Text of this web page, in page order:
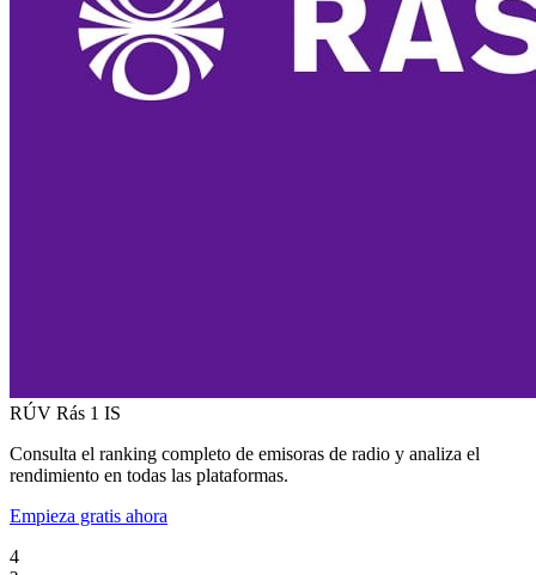
RÚV Rás 1 IS
Consulta el ranking completo de emisoras de radio y analiza el
rendimiento en todas las plataformas.
Empieza gratis ahora
4